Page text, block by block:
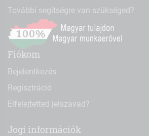
További segítségre van szükséged?
Fiókom
Bejelentkezés
Regisztráció
Elfelejtetted jelszavad?
Jogi információk